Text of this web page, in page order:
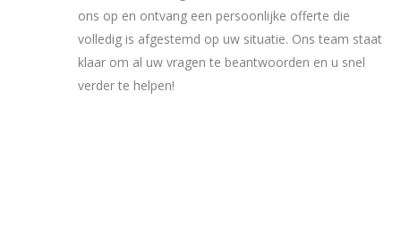
ons op en ontvang een persoonlijke offerte die
volledig is afgestemd op uw situatie. Ons team staat
klaar om al uw vragen te beantwoorden en u snel
verder te helpen!